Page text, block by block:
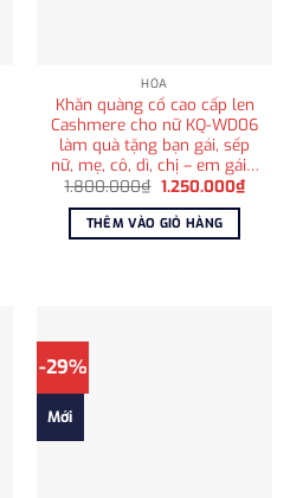
HỎA
Khăn quàng cổ cao cấp len
Cashmere cho nữ KQ-WD06
làm quà tặng bạn gái, sếp
nữ, mẹ, cô, dì, chị – em gái…
1.800.000₫ Giá
là:
1.800.000₫.
1.250.000₫Giá
hiện
THÊM VÀO GIỎ HÀNG
-29%
Mới